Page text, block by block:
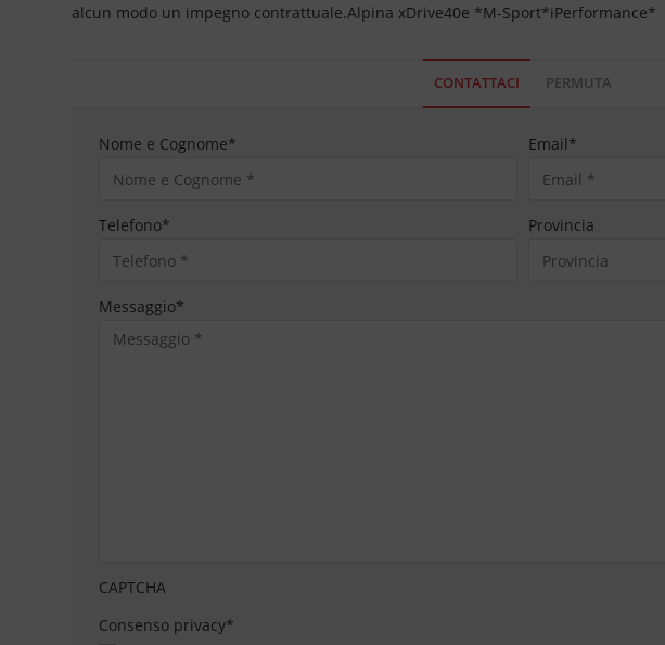
alcun modo un impegno contrattuale.Alpina xDrive40e *M-Sport*iPerformance*
CONTATTACI PERMUTA
Nome e Cognome* Email*
Telefono* Provincia
Messaggio*
CAPTCHA
Consenso privacy*